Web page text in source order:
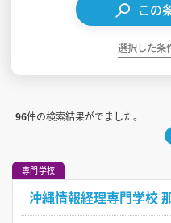
この
選択した条
96件の検索結果がでました。
専門学校
沖縄情報経理専門学校